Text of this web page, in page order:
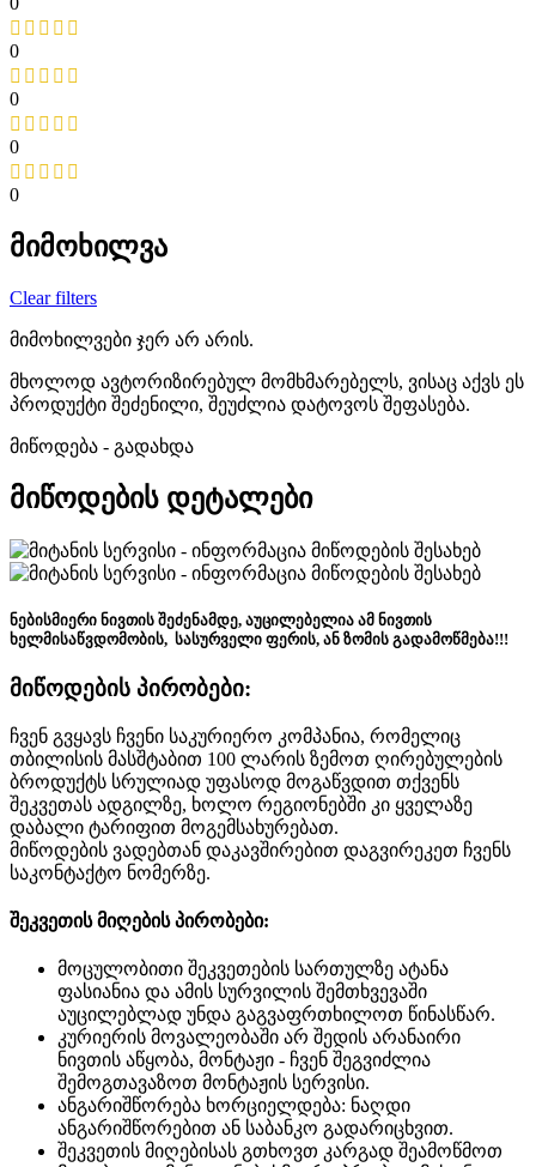
0
0
0
0
მიმოხილვა
Clear filters
მიმოხილვები ჯერ არ არის.
მხოლოდ ავტორიზირებულ მომხმარებელს, ვისაც აქვს ეს
პროდუქტი შეძენილი, შეუძლია დატოვოს შეფასება.
მიწოდება - გადახდა
მიწოდების დეტალები
ნებისმიერი ნივთის შეძენამდე, აუცილებელია ამ ნივთის
ხელმისაწვდომობის, სასურველი ფერის, ან ზომის გადამოწმება!!!
მიწოდების პირობები:
ჩვენ გვყავს ჩვენი საკურიერო კომპანია, რომელიც
თბილისის მასშტაბით 100 ლარის ზემოთ ღირებულების
ბროდუქტს სრულიად უფასოდ მოგაწვდით თქვენს
შეკვეთას ადგილზე, ხოლო რეგიონებში კი ყველაზე
დაბალი ტარიფით მოგემსახურებათ.
მიწოდების ვადებთან დაკავშირებით დაგვირეკეთ ჩვენს
საკონტაქტო ნომერზე.
შეკვეთის მიღების პირობები:
მოცულობითი შეკვეთების სართულზე ატანა
ფასიანია და ამის სურვილის შემთხვევაში
აუცილებლად უნდა გაგვაფრთხილოთ წინასწარ.
კურიერის მოვალეობაში არ შედის არანაირი
ნივთის აწყობა, მონტაჟი - ჩვენ შეგვიძლია
შემოგთავაზოთ მონტაჟის სერვისი.
ანგარიშწორება ხორციელდება: ნაღდი
ანგარიშწორებით ან საბანკო გადარიცხვით.
შეკვეთის მიღებისას გთხოვთ კარგად შეამოწმოთ